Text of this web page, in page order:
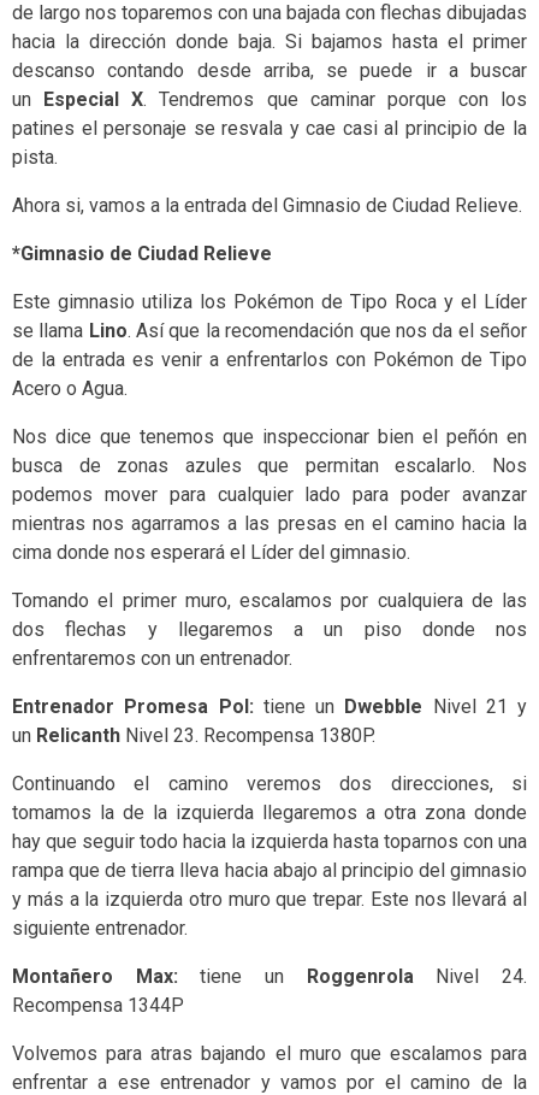
de largo nos toparemos con una bajada con flechas dibujadas
hacia la dirección donde baja. Si bajamos hasta el primer
descanso contando desde arriba, se puede ir a buscar
un Especial X. Tendremos que caminar porque con los
patines el personaje se resvala y cae casi al principio de la
pista.
Ahora si, vamos a la entrada del Gimnasio de Ciudad Relieve.
*Gimnasio de Ciudad Relieve
Este gimnasio utiliza los Pokémon de Tipo Roca y el Líder
se llama Lino. Así que la recomendación que nos da el señor
de la entrada es venir a enfrentarlos con Pokémon de Tipo
Acero o Agua.
Nos dice que tenemos que inspeccionar bien el peñón en
busca de zonas azules que permitan escalarlo. Nos
podemos mover para cualquier lado para poder avanzar
mientras nos agarramos a las presas en el camino hacia la
cima donde nos esperará el Líder del gimnasio.
Tomando el primer muro, escalamos por cualquiera de las
dos flechas y llegaremos a un piso donde nos
enfrentaremos con un entrenador.
Entrenador Promesa Pol: tiene un Dwebble Nivel 21 y
un Relicanth Nivel 23. Recompensa 1380P.
Continuando el camino veremos dos direcciones, si
tomamos la de la izquierda llegaremos a otra zona donde
hay que seguir todo hacia la izquierda hasta toparnos con una
rampa que de tierra lleva hacia abajo al principio del gimnasio
y más a la izquierda otro muro que trepar. Este nos llevará al
siguiente entrenador.
Montañero Max:tiene un Roggenrola Nivel 24.
Recompensa 1344P
Volvemos para atras bajando el muro que escalamos para
enfrentar a ese entrenador y vamos por el camino de la